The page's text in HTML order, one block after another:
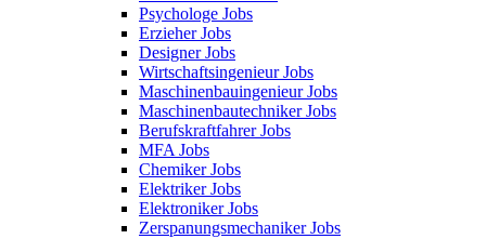
Psychologe Jobs
Erzieher Jobs
Designer Jobs
Wirtschaftsingenieur Jobs
Maschinenbauingenieur Jobs
Maschinenbautechniker Jobs
Berufskraftfahrer Jobs
MFA Jobs
Chemiker Jobs
Elektriker Jobs
Elektroniker Jobs
Zerspanungsmechaniker Jobs